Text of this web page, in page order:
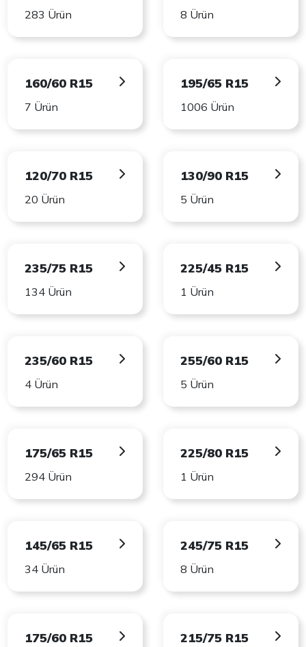
283 Ürün 8 Ürün
160/60 R15
7 Ürün
195/65 R15
1006 Ürün
120/70 R15
20 Ürün
130/90 R15
5 Ürün
235/75 R15
134 Ürün
225/45 R15
1 Ürün
235/60 R15
4 Ürün
255/60 R15
5 Ürün
175/65 R15
294 Ürün
225/80 R15
1 Ürün
145/65 R15
34 Ürün
245/75 R15
8 Ürün
175/60 R15 215/75 R15